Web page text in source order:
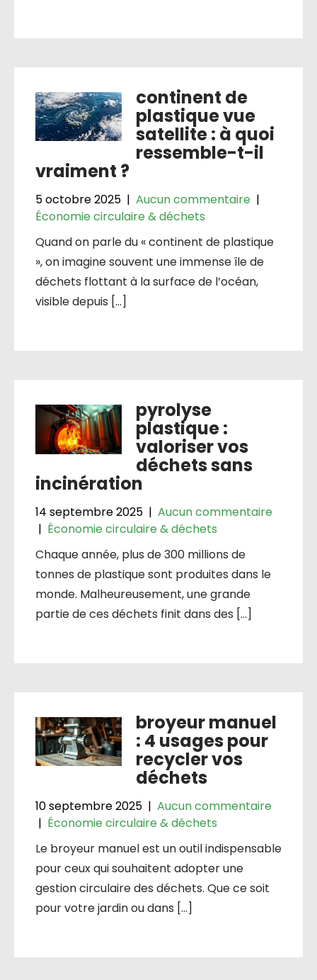
continent de
plastique vue
satellite : à quoi
ressemble-t-il
vraiment ?
5 octobre 2025 | Aucun commentaire |
Économie circulaire & déchets
Quand on parle du « continent de plastique
», on imagine souvent une immense île de
déchets flottant à la surface de l’océan,
visible depuis […]
pyrolyse
plastique :
valoriser vos
déchets sans
incinération
14 septembre 2025 | Aucun commentaire
| Économie circulaire & déchets
Chaque année, plus de 300 millions de
tonnes de plastique sont produites dans le
monde. Malheureusement, une grande
partie de ces déchets finit dans des […]
broyeur manuel
: 4 usages pour
recycler vos
déchets
10 septembre 2025 | Aucun commentaire
| Économie circulaire & déchets
Le broyeur manuel est un outil indispensable
pour ceux qui souhaitent adopter une
gestion circulaire des déchets. Que ce soit
pour votre jardin ou dans […]